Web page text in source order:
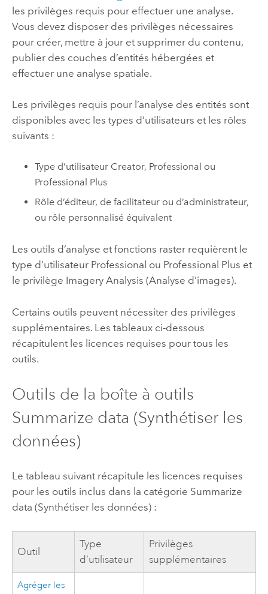
les privilèges requis pour effectuer une analyse.
Vous devez disposer des privilèges nécessaires
pour créer, mettre à jour et supprimer du contenu,
publier des couches d’entités hébergées et
effectuer une analyse spatiale.
Les privilèges requis pour l’analyse des entités sont
disponibles avec les types d’utilisateurs et les rôles
suivants :
Type d’utilisateur Creator, Professional ou
Professional Plus
Rôle d’éditeur, de facilitateur ou d’administrateur,
ou rôle personnalisé équivalent
Les outils d’analyse et fonctions raster requièrent le
type d’utilisateur Professional ou Professional Plus et
le privilège Imagery Analysis (Analyse d’images).
Certains outils peuvent nécessiter des privilèges
supplémentaires. Les tableaux ci-dessous
récapitulent les licences requises pour tous les
outils.
Outils de la boîte à outils
Summarize data (Synthétiser les
données)
Le tableau suivant récapitule les licences requises
pour les outils inclus dans la catégorie Summarize
data (Synthétiser les données) :
Outil
Type
d’utilisateur
Privilèges
supplémentaires
Agréger les